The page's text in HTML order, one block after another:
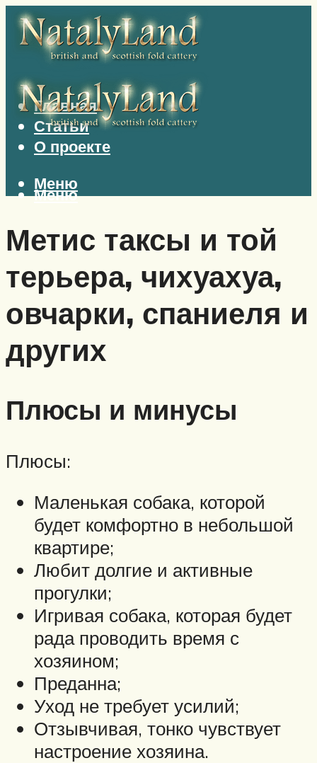
Главная
Статьи
О проекте
Меню
Меню
Метис таксы и той
терьера, чихуахуа,
овчарки, спаниеля и
других
Плюсы и минусы
Плюсы:
Маленькая собака, которой
будет комфортно в небольшой
квартире;
Любит долгие и активные
прогулки;
Игривая собака, которая будет
рада проводить время с
хозяином;
Преданна;
Уход не требует усилий;
Отзывчивая, тонко чувствует
настроение хозяина.